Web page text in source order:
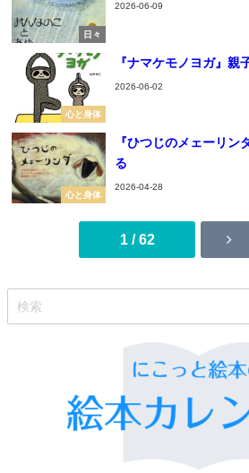
日々
2026-06-09
心と身体
『ナマケモノヨガ』親
2026-06-02
心と身体
『ひつじのメェーリン
る
2026-04-28
1 / 62